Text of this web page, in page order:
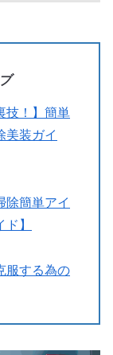
技！】簡単
美装ガイ
除簡単アイ
】
服する為の